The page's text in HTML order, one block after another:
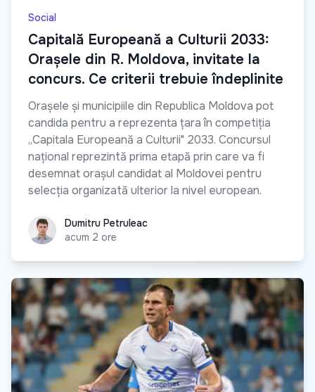
Social
Capitală Europeană a Culturii 2033:
Orașele din R. Moldova, invitate la
concurs. Ce criterii trebuie îndeplinite
Orașele și municipiile din Republica Moldova pot
candida pentru a reprezenta țara în competiția
„Capitala Europeană a Culturii" 2033. Concursul
național reprezintă prima etapă prin care va fi
desemnat orașul candidat al Moldovei pentru
selecția organizată ulterior la nivel european.
Dumitru Petruleac
Dumitru Petruleac
acum 2 ore